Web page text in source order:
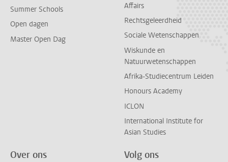
Summer Schools
Open dagen
Master Open Dag
Affairs
Rechtsgeleerdheid
Sociale Wetenschappen
Wiskunde en
Natuurwetenschappen
Afrika-Studiecentrum Leiden
Honours Academy
ICLON
International Institute for
Asian Studies
Over ons Volg ons